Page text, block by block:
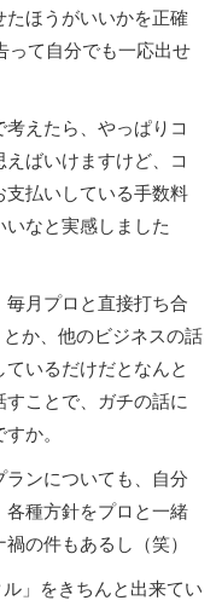
ほうがいいかを正確
って自分でも一応出せ
えたら、やっぱりコ
ばいけますけど、コ
払いしている手数料
なと実感しました
月プロと直接打ち合
か、他のビジネスの話
いるだけだとなんと
ことで、ガチの話に
か。
ンについても、自分
種方針をプロと一緒
の件もあるし（笑）
」をきちんと出来てい